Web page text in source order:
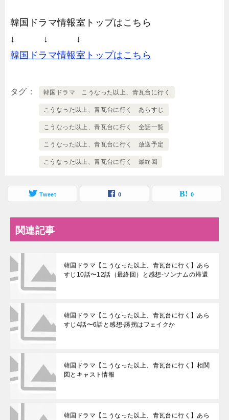
韓国ドラマ情報室トップはこちら
↓ ↓ ↓
韓国ドラマ情報室トップはこちら
タグ 韓国ドラマ こうなった以上、青瓦台に行く
こうなった以上、青瓦台に行く あらすじ
こうなった以上、青瓦台に行く 全話一覧
こうなった以上、青瓦台に行く 放送予定
こうなった以上、青瓦台に行く 最終回
Tweet 0 0
関連記事
韓国ドラマ【こうなった以上、青瓦台に行く】あら
すじ10話〜12話（最終回）と感想-ソンナムの帰還
韓国ドラマ【こうなった以上、青瓦台に行く】あら
すじ4話〜6話と感想-誘拐はフェイクか
韓国ドラマ【こうなった以上、青瓦台に行く】相関
図とキャスト情報
韓国ドラマ【こうなった以上、青瓦台に行く】あら